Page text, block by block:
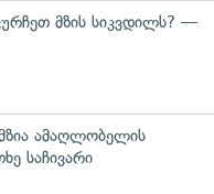
მზის სიკვდილს? —
ამაღლობელის
საჩივარი